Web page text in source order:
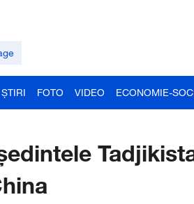
ȘTIRI FOTO VIDEO ECONOMIE-